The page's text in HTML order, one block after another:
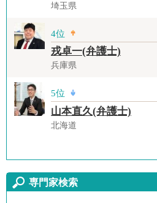
埼玉県
4位
戎卓一(弁護士)
兵庫県
5位
山本直久(弁護士)
北海道
専門家検索